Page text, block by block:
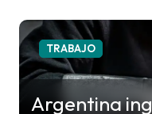
a
d
a
TRABAJO
Argentina